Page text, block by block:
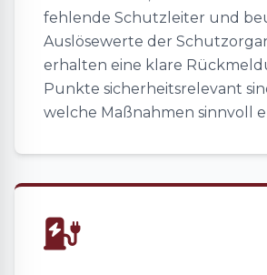
fehlende Schutzleiter und
Auslösewerte der
erhalten eine klare
Punkte sicherheitsrelevant
welche Maßnahmen sinnvoll